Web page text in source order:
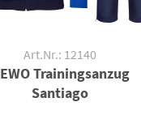
Art.Nr.: 12140
Trainingsanzug
Santiago